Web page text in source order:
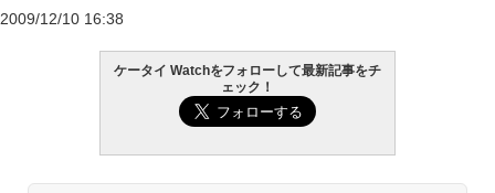
2009/12/10 16:38
ケータイ Watchをフォローして最新記事をチ
ェック！